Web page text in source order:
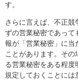
す。
さらに言えば、不正競
ずの営業秘密であって
報が「営業秘密」に当
ことがあります。その
る営業秘密をある程度
規定しておくことには